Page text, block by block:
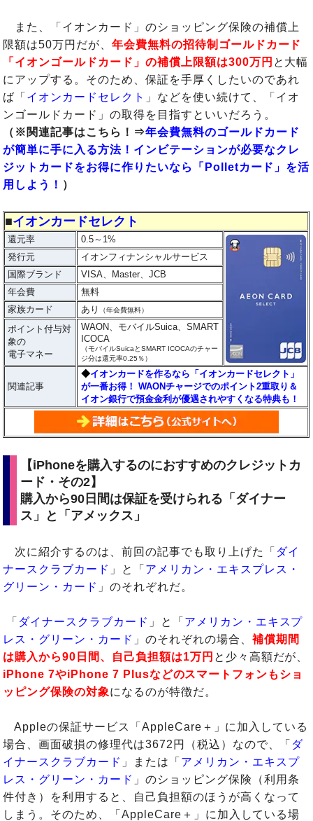
また、「イオンカード」のショッピング保険の補償上
限額は50万円だが、年会費無料の招待制ゴールドカード
「イオンゴールドカード」の補償上限額は300万円 と大幅
にアップする。そのため、保証を手厚くしたいのであれ
ば「 イオンカードセレクト 」などを使い続けて、「イオ
ンゴールドカード」の取得を目指すといいだろう。
（※関連記事はこちら！⇒年会費無料のゴールドカード
が簡単に手に入る方法！インビテーションが必要なクレ
ジットカードをお得に作りたいなら「Polletカード」を活
用しよう！ ）
■イオンカードセレクト
還元率
0.5～1%
発行元
イオンフィナンシャルサービス
国際ブランド
VISA、Master、JCB
年会費
無料
家族カード
あり （年会費無料）
ポイント付与対
象の
電子マネー
WAON、モバイルSuica、SMART
ICOCA
（モバイルSuicaとSMART ICOCAのチャー
ジ分は還元率0.25％）
関連記事
◆イオンカードを作るなら「イオンカードセレクト」
が一番お得！ WAONチャージでのポイント2重取り＆
イオン銀行で預金金利が優遇されやすくなる特典も！
【iPhoneを購入するのにおすすめのクレジットカ
ード・その2】
購入から90日間は保証を受けられる「ダイナー
ス」と「アメックス」
次に紹介するのは、前回の記事でも取り上げた「 ダイ
ナースクラブカード 」と「 アメリカン・エキスプレス・
グリーン・カード 」のそれぞれだ。
「 ダイナースクラブカード 」と「 アメリカン・エキスプ
レス・グリーン・カード 」のそれぞれの場合、 補償期間
は購入から90日間、自己負担額は1万円 と少々高額だが、
iPhone 7やiPhone 7 Plusなどのスマートフォンもショ
ッピング保険の対象になるのが特徴だ。
Appleの保証サービス「AppleCare＋」に加入している
場合、画面破損の修理代は3672円（税込）なので、「 ダ
イナースクラブカード 」または「 アメリカン・エキスプ
レス・グリーン・カード 」のショッピング保険（利用条
件付き）を利用すると、自己負担額のほうが高くなって
しまう。そのため、「AppleCare＋」に加入している場